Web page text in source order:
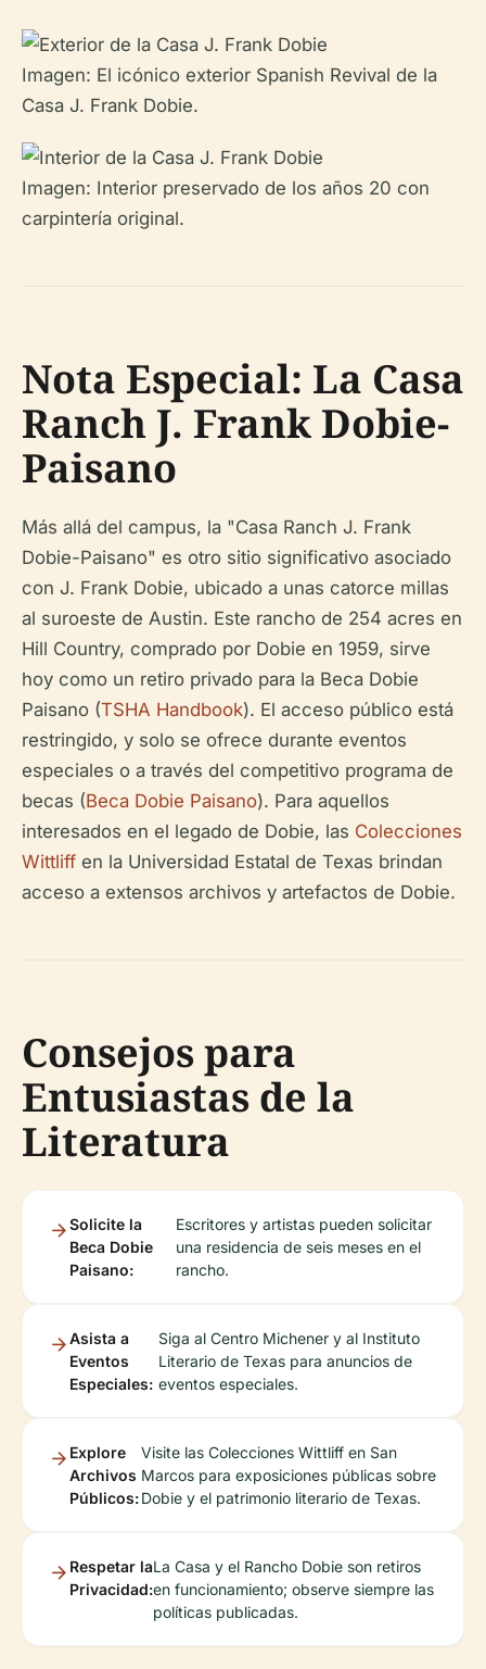
Imagen: El icónico exterior Spanish Revival de la
Casa J. Frank Dobie.
Imagen: Interior preservado de los años 20 con
carpintería original.
Nota Especial: La Casa
Ranch J. Frank Dobie-
Paisano
Más allá del campus, la "Casa Ranch J. Frank
Dobie-Paisano" es otro sitio significativo asociado
con J. Frank Dobie, ubicado a unas catorce millas
al suroeste de Austin. Este rancho de 254 acres en
Hill Country, comprado por Dobie en 1959, sirve
hoy como un retiro privado para la Beca Dobie
Paisano (TSHA Handbook). El acceso público está
restringido, y solo se ofrece durante eventos
especiales o a través del competitivo programa de
becas (Beca Dobie Paisano). Para aquellos
interesados en el legado de Dobie, las Colecciones
Wittliff en la Universidad Estatal de Texas brindan
acceso a extensos archivos y artefactos de Dobie.
Consejos para
Entusiastas de la
Literatura
Solicite la
Beca Dobie
Paisano:
Escritores y artistas pueden solicitar
una residencia de seis meses en el
rancho.
Asista a
Eventos
Especiales:
Siga al Centro Michener y al Instituto
Literario de Texas para anuncios de
eventos especiales.
Explore
Archivos
Públicos:
Visite las Colecciones Wittliff en San
Marcos para exposiciones públicas sobre
Dobie y el patrimonio literario de Texas.
Respetar la
Privacidad:
La Casa y el Rancho Dobie son retiros
en funcionamiento; observe siempre las
políticas publicadas.